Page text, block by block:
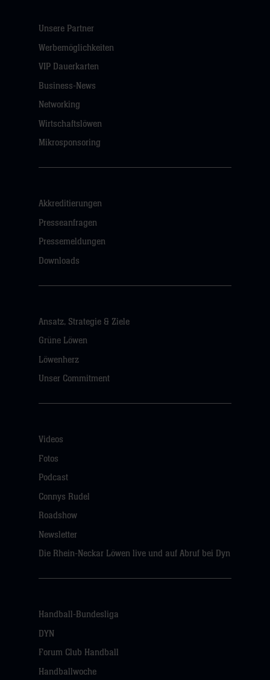
Unsere Partner
Werbemöglichkeiten
VIP Dauerkarten
Business-News
Networking
Wirtschaftslöwen
Mikrosponsoring
Akkreditierungen
Presseanfragen
Pressemeldungen
Downloads
Ansatz, Strategie & Ziele
Grüne Löwen
Löwenherz
Unser Commitment
Videos
Fotos
Podcast
Connys Rudel
Roadshow
Newsletter
Die Rhein-Neckar Löwen live und auf Abruf bei Dyn
Handball-Bundesliga
DYN
Forum Club Handball
Handballwoche